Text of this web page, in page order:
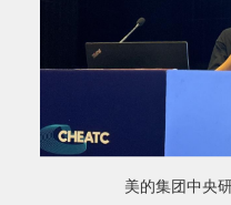
美的集团中央研